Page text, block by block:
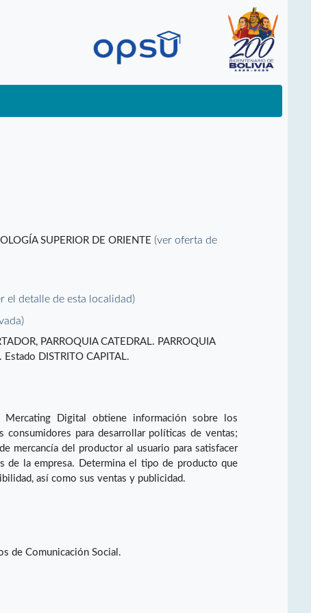
SUPERIOR DE ORIENTE(ver oferta de
el detalle de esta localidad)
PARROQUIA CATEDRAL. PARROQUIA
DISTRITO CAPITAL.
Digital obtiene información sobre los
consumidores para desarrollar políticas de ventas;
mercancía del productor al usuario para satisfacer
la empresa. Determina el tipo de producto que
así como sus ventas y publicidad.
de Comunicación Social.